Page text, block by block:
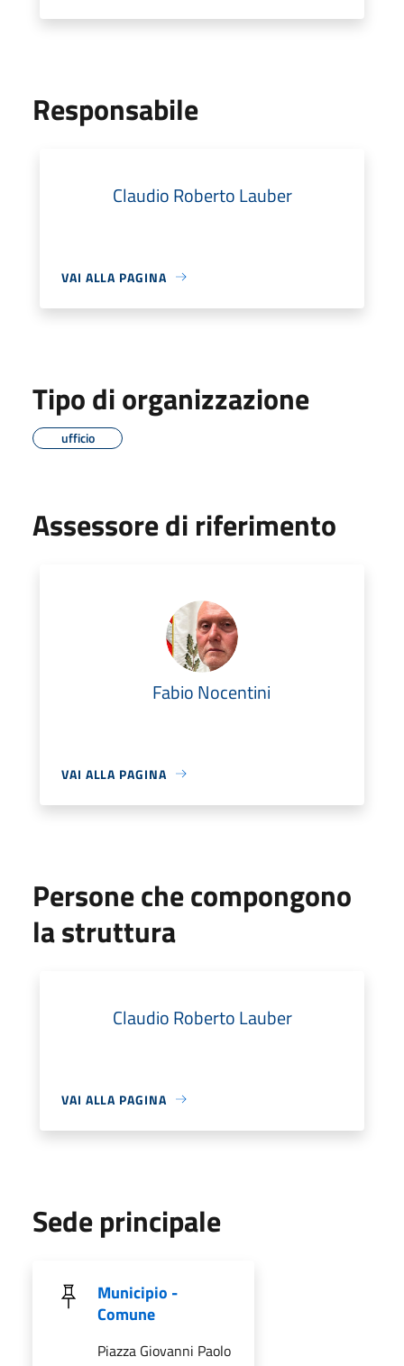
Responsabile
Claudio Roberto Lauber
VAI ALLA PAGINA
Tipo di organizzazione
ufficio
Assessore di riferimento
Fabio Nocentini
VAI ALLA PAGINA
Persone che compongono
la struttura
Claudio Roberto Lauber
VAI ALLA PAGINA
Sede principale
Municipio -
Comune
Piazza Giovanni Paolo